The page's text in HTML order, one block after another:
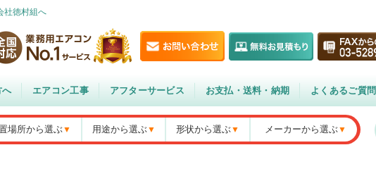
社徳村組へ
へ エアコン工事 アフターサービス お支払・送料・納期 よくあるご質問
場所から選ぶ 用途から選ぶ 形状から選ぶ メーカーから選ぶ